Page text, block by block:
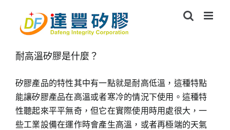
content
耐高溫矽膠是什麼？
矽膠產品的特性其中有一點就是耐高低溫，這種特點
能讓矽膠產品在高溫或者寒冷的情況下使用。這種特
性聽起來平平無奇，但它在實際使用時用處很大，一
些工業設備在運作時會產生高溫，或者再極端的天氣